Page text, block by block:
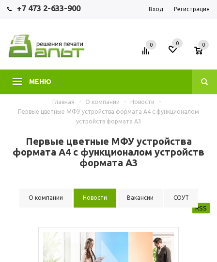
+7 473 2-633-900 Вход Регистрация
МЕНЮ
0 0 0
Главная - О компании - Новости
-
Первые цветные МФУ устройства формата А4 с функционалом
устройств формата А3
Первые цветные МФУ устройства
формата А4 с функционалом устройств
формата А3
О компании Новости Вакансии СОУТ
RSS